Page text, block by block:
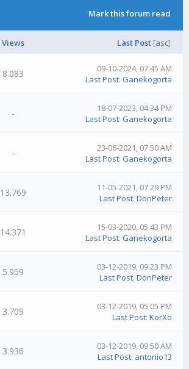
Mark this forum read
Views Last Post [asc]
8.083
09-10-2024, 07:45 AM
Last Post: Ganekogorta
-
18-07-2023, 04:34 PM
Last Post: Ganekogorta
-
23-06-2021, 07:50 AM
Last Post: Ganekogorta
13.769
11-05-2021, 07:29 PM
Last Post:DonPeter
14.371
15-03-2020, 05:43 PM
Last Post: Ganekogorta
5.959
03-12-2019, 09:23 PM
Last Post:DonPeter
3.709
03-12-2019, 05:05 PM
Last Post:KorXo
3.936
03-12-2019, 09:50 AM
Last Post: antonio13